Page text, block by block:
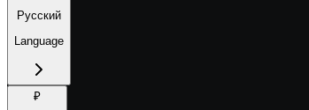
Русский
Language
₽